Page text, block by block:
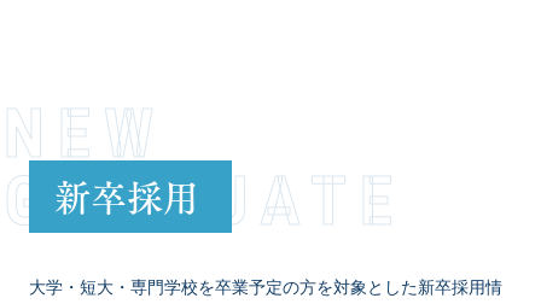
NEW
GRADUATE
新卒採用
大学・短大・専門学校を卒業予定の方を対象とした新卒採用情